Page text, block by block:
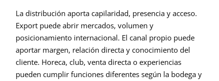
La distribución aporta capilaridad, presencia y acceso.
Export puede abrir mercados, volumen y
posicionamiento internacional. El canal propio puede
aportar margen, relación directa y conocimiento del
cliente. Horeca, club, venta directa o experiencias
pueden cumplir funciones diferentes según la bodega y